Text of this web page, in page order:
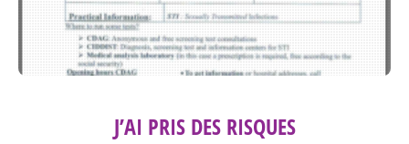
J’AI PRIS DES RISQUES